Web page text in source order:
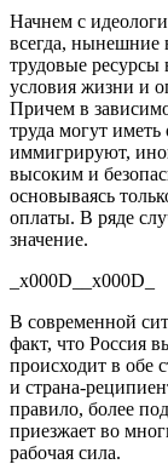
Начнем с
всегда,
трудовые ресурсы
условия жизни и
Причем в
труда могут
иммигрируют,
высоким и
основываясь
оплаты. В ряде
значение.
_x000D__x000D_
В современной
факт, что Россия
происходит в обе
и страна-
правило, более
приезжает во
рабочая сила.